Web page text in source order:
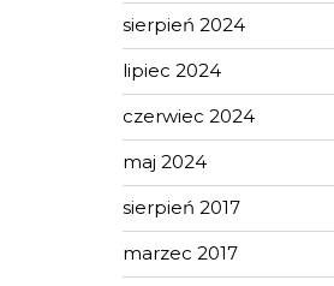
sierpień 2024
lipiec 2024
czerwiec 2024
maj 2024
sierpień 2017
marzec 2017